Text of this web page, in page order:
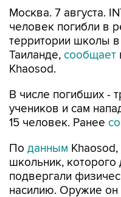
Москва. 7 августа.
человек погибли в
территории школы
Таиланде, сообщает
Khaosod.
В числе погибших -
учеников и сам
15 человек. Ранее
По данным Khaosod,
школьник, которого
подвергали
насилию. Оружие он